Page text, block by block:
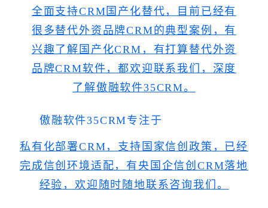
全面支持CRM国产化替代，目前已经有
很多替代外资品牌CRM的典型案例，有
兴趣了解国产化CRM，有打算替代外资
品牌CRM软件，都欢迎联系我们，深度
了解傲融软件35CRM。
傲融软件35CRM专注于
私有化部署CRM，支持国家信创政策，已经
完成信创环境适配，有央国企信创CRM落地
经验，欢迎随时随地联系咨询我们。